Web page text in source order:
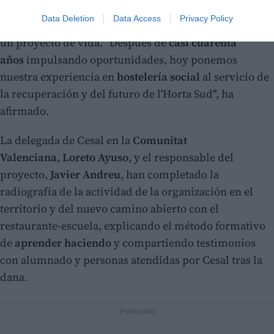
Data Deletion Data Access Privacy Policy
y comunidadpara que las personas puedan construir
un proyecto de vida. "Después decasi cuarenta
años impulsando oportunidades, hoy ponemos
nuestra experiencia enhostelería social al servicio de
la recuperación y del futuro de l'Horta Sud", ha
afirmado.
La delegada de Cesal en la Comunitat
Valenciana, Loreto Ayuso, y el responsable del
proyecto, Javier Andreu, han completado la
radiografía de la actividad de la organización en el
territorio y del nuevo camino abierto con el
restaurante-escuela, explicando el método formativo
de aprender haciendoy compartiendo testimonios
con alumnado y personas atendidas por Cesal tras la
dana.